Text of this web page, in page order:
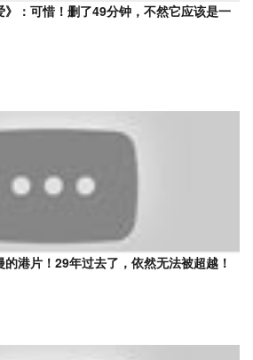
》：可惜！删了49分钟，不然它应该是一
的港片！29年过去了，依然无法被超越！